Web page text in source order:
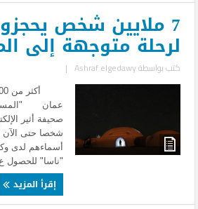
7 ملايين شخص
لرحلة متوجهة إلى
كتب بواسطةAshraf elgedawy
|
عمان
شخصا حتى الآن
أسماءهم لدى
"ناسا" للحصول
إقرأ المزيد